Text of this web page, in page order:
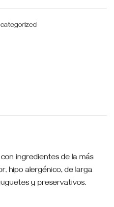
ingredientes de la más
hipo alergénico, de larga
y preservativos.